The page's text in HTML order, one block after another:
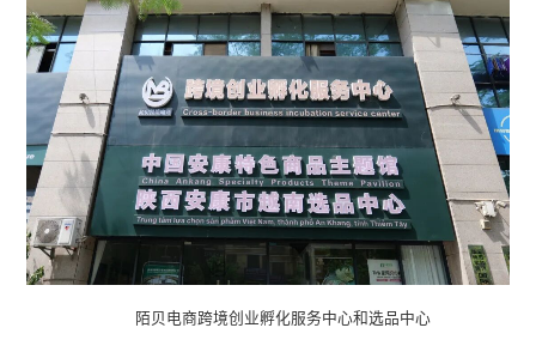
陌贝电商跨境创业孵化服务中心和选品中心